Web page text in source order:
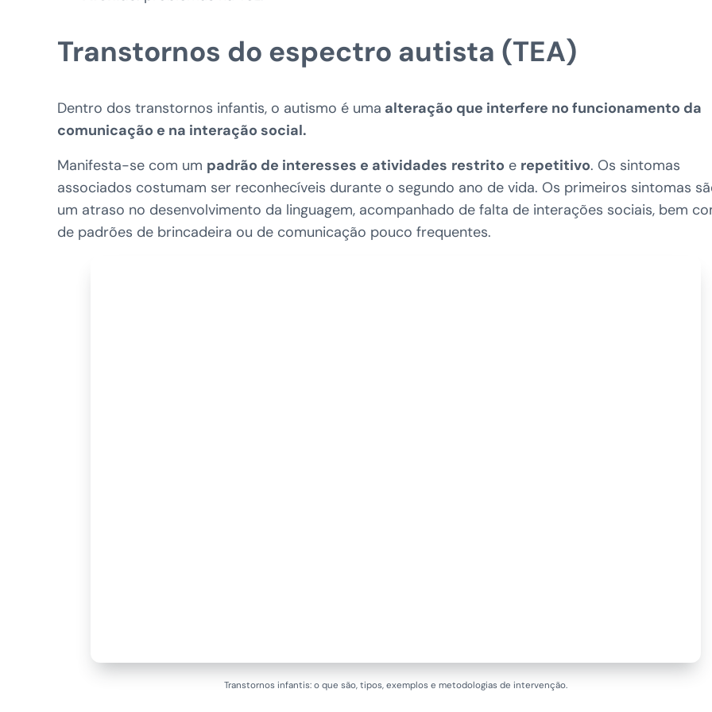
Transtornos do espectro autista (TEA)
Dentro dos transtornos infantis, o autismo é uma alteração que interfere no funcionamento da
comunicação e na interação social.
Manifesta-se com um padrão de interesses e atividades restrito e repetitivo. Os sintomas
associados costumam ser reconhecíveis durante o segundo ano de vida. Os primeiros sintomas
um atraso no desenvolvimento da linguagem, acompanhado de falta de interações sociais, bem
de padrões de brincadeira ou de comunicação pouco frequentes.
Transtornos infantis: o que são, tipos, exemplos e metodologias de intervenção.